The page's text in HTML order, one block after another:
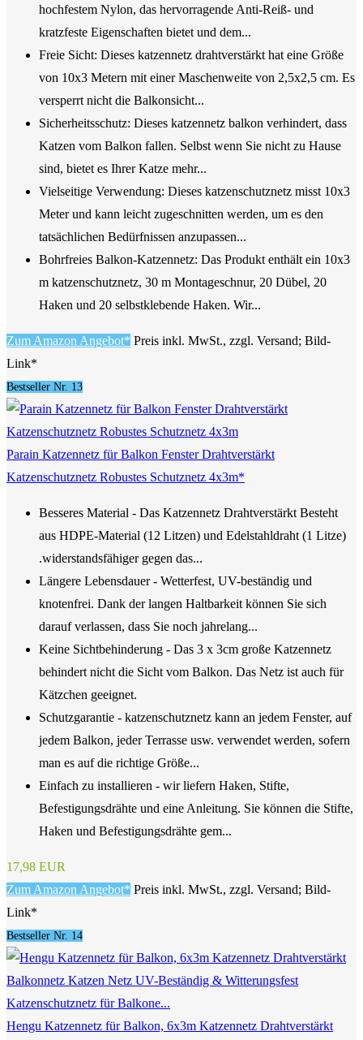
hochfestem Nylon, das hervorragende Anti-Reiß- und
kratzfeste Eigenschaften bietet und dem...
Freie Sicht: Dieses katzennetz drahtverstärkt hat eine Größe
von 10x3 Metern mit einer Maschenweite von 2,5x2,5 cm. Es
versperrt nicht die Balkonsicht...
Sicherheitsschutz: Dieses katzennetz balkon verhindert, dass
Katzen vom Balkon fallen. Selbst wenn Sie nicht zu Hause
sind, bietet es Ihrer Katze mehr...
Vielseitige Verwendung: Dieses katzenschutznetz misst 10x3
Meter und kann leicht zugeschnitten werden, um es den
tatsächlichen Bedürfnissen anzupassen...
Bohrfreies Balkon-Katzennetz: Das Produkt enthält ein 10x3
m katzenschutznetz, 30 m Montageschnur, 20 Dübel, 20
Haken und 20 selbstklebende Haken. Wir...
Zum Amazon Angebot* Preis inkl. MwSt., zzgl. Versand; Bild-
Link*
Bestseller Nr. 13
Parain Katzennetz für Balkon Fenster Drahtverstärkt
Katzenschutznetz Robustes Schutznetz 4x3m*
Besseres Material - Das Katzennetz Drahtverstärkt Besteht
aus HDPE-Material (12 Litzen) und Edelstahldraht (1 Litze)
.widerstandsfähiger gegen das...
Längere Lebensdauer - Wetterfest, UV-beständig und
knotenfrei. Dank der langen Haltbarkeit können Sie sich
darauf verlassen, dass Sie noch jahrelang...
Keine Sichtbehinderung - Das 3 x 3cm große Katzennetz
behindert nicht die Sicht vom Balkon. Das Netz ist auch für
Kätzchen geeignet.
Schutzgarantie - katzenschutznetz kann an jedem Fenster, auf
jedem Balkon, jeder Terrasse usw. verwendet werden, sofern
man es auf die richtige Größe...
Einfach zu installieren - wir liefern Haken, Stifte,
Befestigungsdrähte und eine Anleitung. Sie können die Stifte,
Haken und Befestigungsdrähte gem...
17,98 EUR
Zum Amazon Angebot* Preis inkl. MwSt., zzgl. Versand; Bild-
Link*
Bestseller Nr. 14
Hengu Katzennetz für Balkon, 6x3m Katzennetz Drahtverstärkt